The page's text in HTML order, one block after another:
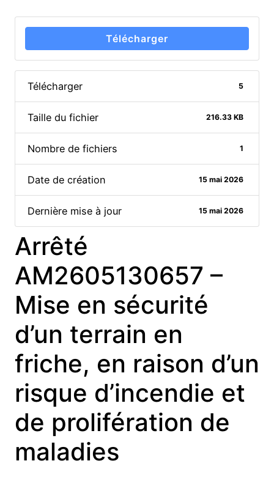
Télécharger
Télécharger 5
Taille du fichier 216.33 KB
Nombre de fichiers 1
Date de création 15 mai 2026
Dernière mise à jour 15 mai 2026
Arrêté
AM2605130657 –
Mise en sécurité
d’un terrain en
friche, en raison d’un
risque d’incendie et
de prolifération de
maladies